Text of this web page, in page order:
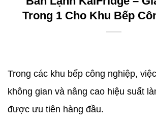
Trong 1 Cho Khu Bếp
Trong các khu bếp công nghiệp,
không gian và nâng cao hiệu suất
được ưu tiên hàng đầu.